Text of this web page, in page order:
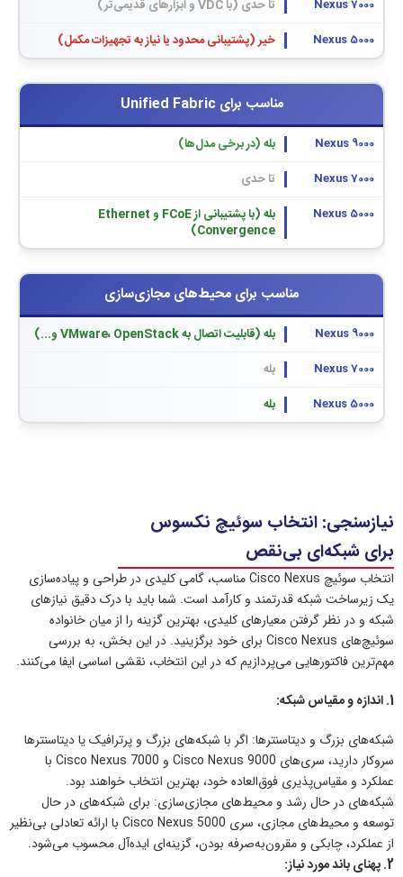
تا حدی (با VDC و ابزارهای قدیمی‌تر)
خیر (پشتیبانی محدود یا نیاز به تجهیزات مکمل)
مناسب برای Unified Fabric
بله (در برخی مدل‌ها)
تا حدی
بله (با پشتیبانی از FCoE و Ethernet
Convergence)
مناسب برای محیط‌های مجازی‌سازی
بله (قابلیت اتصال به VMware، OpenStack و...)
بله
بله
نیازسنجی: انتخاب سوئیچ نکسوس
برای شبکه‌ای بی‌نقص
انتخاب سوئیچ Cisco Nexus مناسب، گامی کلیدی در طراحی و پیاده‌سازی
یک زیرساخت شبکه قدرتمند و کارآمد است. شما باید با درک دقیق نیازهای
شبکه و در نظر گرفتن معیارهای کلیدی، بهترین گزینه را از میان خانواده
سوئیچ‌های Cisco Nexus برای خود برگزینید. در این بخش، به بررسی
مهم‌ترین فاکتورهایی می‌پردازیم که در این انتخاب، نقشی اساسی ایفا می‌کنند.
1. اندازه و مقیاس شبکه:
شبکه‌های بزرگ و دیتاسنترها: اگر با شبکه‌های بزرگ و پرترافیک یا دیتاسنترها
سروکار دارید، سری‌های Cisco Nexus 9000 و Cisco Nexus 7000 با
عملکرد و مقیاس‌پذیری فوق‌العاده خود، بهترین انتخاب خواهند بود.
شبکه‌های در حال رشد و محیط‌های مجازی‌سازی: برای شبکه‌های در حال
توسعه و محیط‌های مجازی، سری Cisco Nexus 5000 با ارائه تعادلی بی‌نظیر
از عملکرد، چابکی و مقرون‌به‌صرفه بودن، گزینه‌ای ایده‌آل محسوب می‌شود.
2. پهنای باند مورد نیاز: